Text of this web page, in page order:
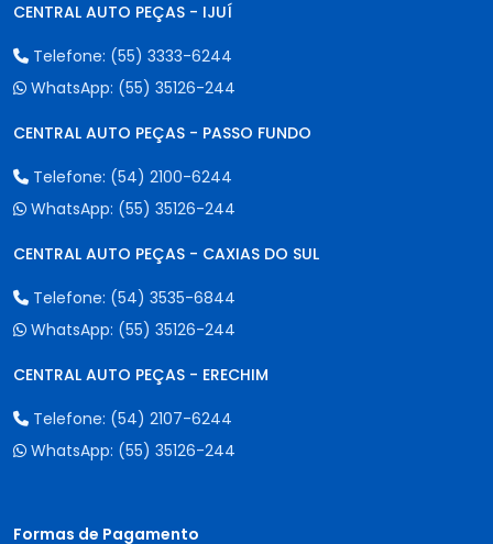
CENTRAL AUTO PEÇAS - IJUÍ
Telefone: (55) 3333-6244
WhatsApp: (55) 35126-244
CENTRAL AUTO PEÇAS - PASSO FUNDO
Telefone: (54) 2100-6244
WhatsApp: (55) 35126-244
CENTRAL AUTO PEÇAS - CAXIAS DO SUL
Telefone: (54) 3535-6844
WhatsApp: (55) 35126-244
CENTRAL AUTO PEÇAS - ERECHIM
Telefone: (54) 2107-6244
WhatsApp: (55) 35126-244
Formas de Pagamento